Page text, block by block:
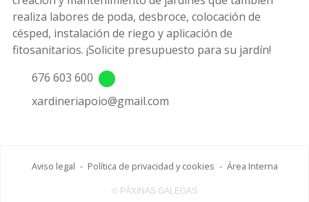
realiza labores de poda, desbroce, colocación de
césped, instalación de riego y aplicación de
fitosanitarios. ¡Solicite presupuesto para su jardín!
676 603 600
xardineriapoio@gmail.com
Aviso legal - Política de privacidad y cookies - Área Interna
© PÁXINAS GALEGAS